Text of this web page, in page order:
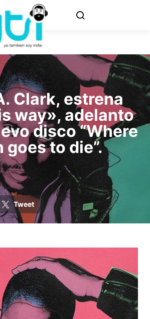
Clark, estrena
way», adelanto
disco “Where
goes to die”.
Tweet